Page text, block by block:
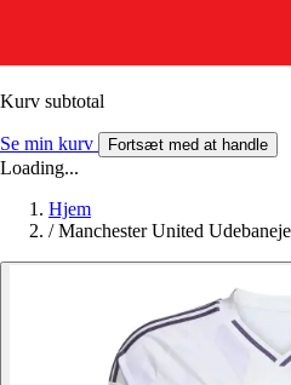
Kurv subtotal
Se min kurv Fortsæt med at handle
Loading...
Hjem
/ Manchester United